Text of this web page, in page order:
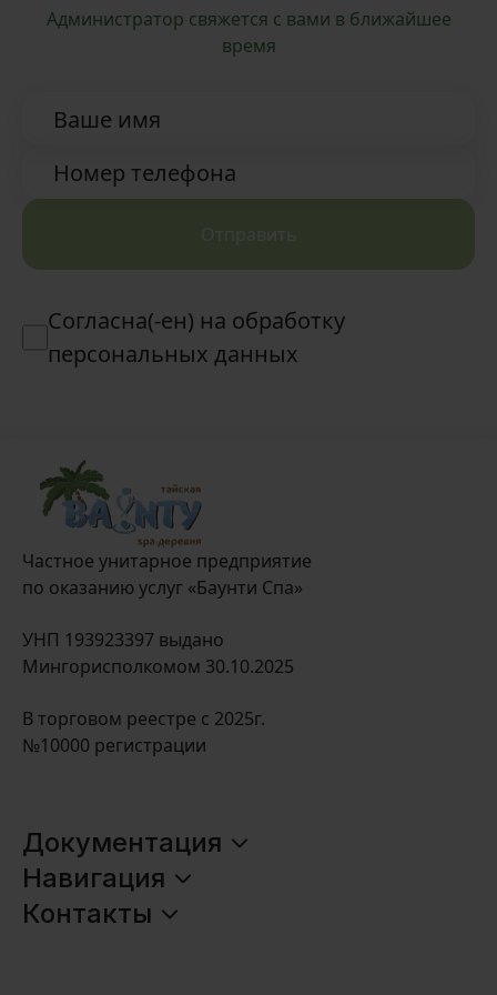
Администратор свяжется с вами в ближайшее
время
Ваше имя
Номер телефона
Отправить
Согласна(-ен) на обработку
персональных данных
Частное унитарное предприятие
по оказанию услуг «Баунти Спа»
УНП 193923397 выдано
Мингорисполкомом 30.10.2025
В торговом реестре с 2025г.
№10000 регистрации
Документация
Оплата и доставка
Политика обработки данных
Навигация
Главная
Контакты